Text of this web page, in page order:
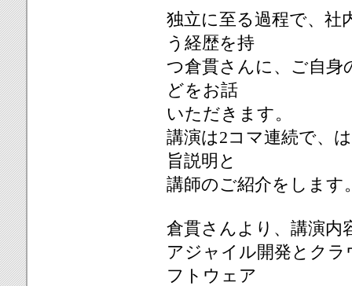
独立に至る過程で、社
う経歴を持
つ倉貫さんに、ご自身
どをお話
いただきます。
講演は2コマ連続で、
旨説明と
講師のご紹介をします
倉貫さんより、講演内
アジャイル開発とク
フトウェア